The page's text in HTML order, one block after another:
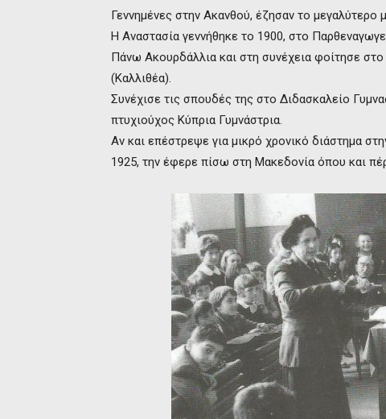
Γεννημένες στην Ακανθού, έζησαν το
Η Αναστασία γεννήθηκε το 1900, στο
Πάνω Ακουρδάλλια και στη συνέχεια φοίτησε
(Καλλιθέα).
Συνέχισε τις σπουδές της στο Διδασκαλείο
πτυχιούχος Κύπρια Γυμνάστρια.
Αν και επέστρεψε για μικρό χρονικό διάστημα
1925, την έφερε πίσω στη Μακεδονία όπου και